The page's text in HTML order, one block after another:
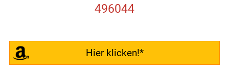
496044
Hier klicken!*